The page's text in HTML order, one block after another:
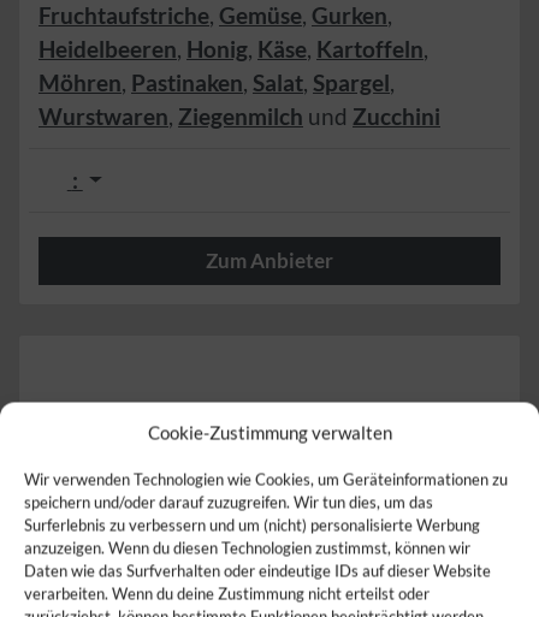
Cookie-Zustimmung verwalten
Wir verwenden Technologien wie Cookies, um Geräteinformationen zu
speichern und/oder darauf zuzugreifen. Wir tun dies, um das
Surferlebnis zu verbessern und um (nicht) personalisierte Werbung
anzuzeigen. Wenn du diesen Technologien zustimmst, können wir
Daten wie das Surfverhalten oder eindeutige IDs auf dieser Website
verarbeiten. Wenn du deine Zustimmung nicht erteilst oder
Fruchtaufstriche, Gemüse, Gurken,
Heidelbeeren, Honig, Käse, Kartoffeln,
Möhren, Pastinaken, Salat, Spargel,
Wurstwaren, Ziegenmilch und Zucchini
:
Zum Anbieter